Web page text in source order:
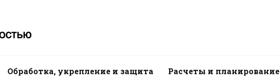
Обработка, укрепление и защита Расчеты и планирование